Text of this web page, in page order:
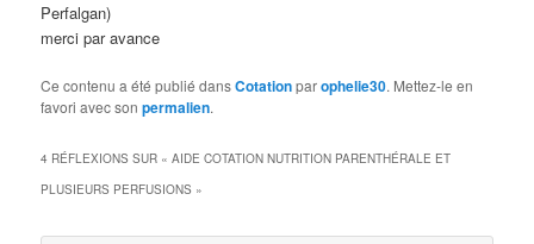
Perfalgan)
merci par avance
Ce contenu a été publié dansCotationparophelie30. Mettez-le en
favori avec sonpermalien.
4 RÉFLEXIONS SUR «AIDE COTATION NUTRITION PARENTHÉRALE ET
PLUSIEURS PERFUSIONS »